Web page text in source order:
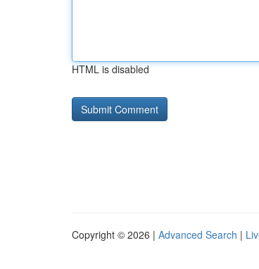
HTML is disabled
Copyright © 2026 | Advanced Search |